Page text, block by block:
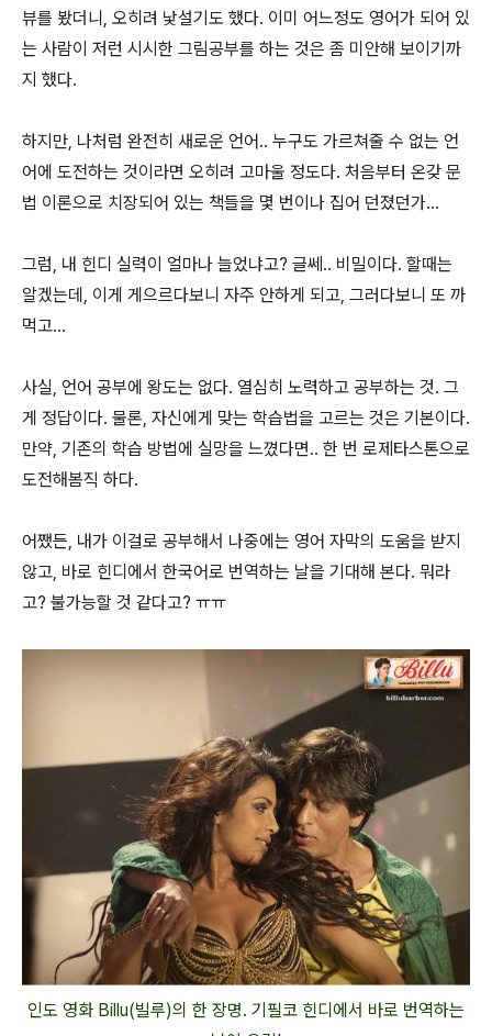
뷰를 봤더니, 오히려 낯설기도 했다. 이미 어느정도 영어가 되어 있
는 사람이 저런 시시한 그림공부를 하는 것은 좀 미안해 보이기까
지 했다.
하지만, 나처럼 완전히 새로운 언어.. 누구도 가르쳐줄 수 없는 언
어에 도전하는 것이라면 오히려 고마울 정도다. 처음부터 온갖 문
법 이론으로 치장되어 있는 책들을 몇 번이나 집어 던졌던가...
그럼, 내 힌디 실력이 얼마나 늘었냐고? 글쎄.. 비밀이다. 할때는
알겠는데, 이게 게으르다보니 자주 안하게 되고, 그러다보니 또 까
먹고...
사실, 언어 공부에 왕도는 없다. 열심히 노력하고 공부하는 것. 그
게 정답이다. 물론, 자신에게 맞는 학습법을 고르는 것은 기본이다.
만약, 기존의 학습 방법에 실망을 느꼈다면.. 한 번 로제타스톤으로
도전해봄직 하다.
어쨌든, 내가 이걸로 공부해서 나중에는 영어 자막의 도움을 받지
않고, 바로 힌디에서 한국어로 번역하는 날을 기대해 본다. 뭐라
고? 불가능할 것 같다고? ㅠㅠ
인도 영화 Billu(빌루)의 한 장명. 기필코 힌디에서 바로 번역하는